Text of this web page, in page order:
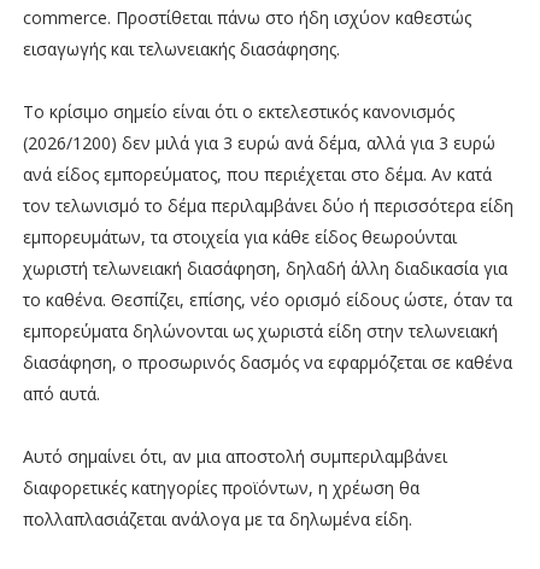
commerce. Προστίθεται πάνω στο ήδη ισχύον καθεστώς
εισαγωγής και τελωνειακής διασάφησης.
Το κρίσιμο σημείο είναι ότι ο εκτελεστικός κανονισμός
(2026/1200) δεν μιλά για 3 ευρώ ανά δέμα, αλλά για 3 ευρώ
ανά είδος εμπορεύματος, που περιέχεται στο δέμα. Αν κατά
τον τελωνισμό το δέμα περιλαμβάνει δύο ή περισσότερα είδη
εμπορευμάτων, τα στοιχεία για κάθε είδος θεωρούνται
χωριστή τελωνειακή διασάφηση, δηλαδή άλλη διαδικασία για
το καθένα. Θεσπίζει, επίσης, νέο ορισμό είδους ώστε, όταν τα
εμπορεύματα δηλώνονται ως χωριστά είδη στην τελωνειακή
διασάφηση, ο προσωρινός δασμός να εφαρμόζεται σε καθένα
από αυτά.
Αυτό σημαίνει ότι, αν μια αποστολή συμπεριλαμβάνει
διαφορετικές κατηγορίες προϊόντων, η χρέωση θα
πολλαπλασιάζεται ανάλογα με τα δηλωμένα είδη.